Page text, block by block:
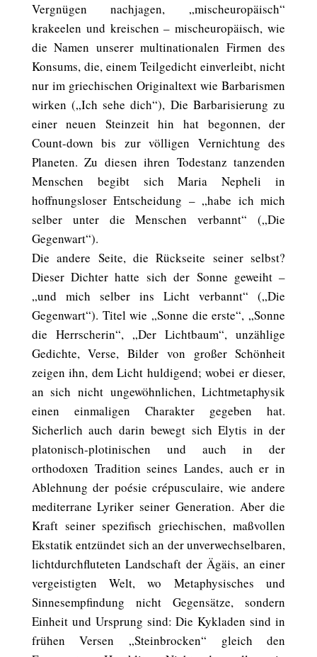
Vergnügen nachjagen, „mischeuropäisch“
krakeelen und kreischen – mischeuropäisch, wie
die Namen unserer multinationalen Firmen des
Konsums, die, einem Teilgedicht einverleibt, nicht
nur im griechischen Originaltext wie Barbarismen
wirken („Ich sehe dich“), Die Barbarisierung zu
einer neuen Steinzeit hin hat begonnen, der
Count-down bis zur völligen Vernichtung des
Planeten. Zu diesen ihren Todestanz tanzenden
Menschen begibt sich Maria Nepheli in
hoffnungsloser Entscheidung – „habe ich mich
selber unter die Menschen verbannt“ („Die
Gegenwart“).
Die andere Seite, die Rückseite seiner selbst?
Dieser Dichter hatte sich der Sonne geweiht –
„und mich selber ins Licht verbannt“ („Die
Gegenwart“). Titel wie „Sonne die erste“, „Sonne
die Herrscherin“, „Der Lichtbaum“, unzählige
Gedichte, Verse, Bilder von großer Schönheit
zeigen ihn, dem Licht huldigend; wobei er dieser,
an sich nicht ungewöhnlichen, Lichtmetaphysik
einen einmaligen Charakter gegeben hat.
Sicherlich auch darin bewegt sich Elytis in der
platonisch-plotinischen und auch in der
orthodoxen Tradition seines Landes, auch er in
Ablehnung der poésie crépusculaire, wie andere
mediterrane Lyriker seiner Generation. Aber die
Kraft seiner spezifisch griechischen, maßvollen
Ekstatik entzündet sich an der unverwechselbaren,
lichtdurchfluteten Landschaft der Ägäis, an einer
vergeistigten Welt, wo Metaphysisches und
Sinnesempfindung nicht Gegensätze, sondern
Einheit und Ursprung sind: Die Kykladen sind in
frühen Versen „Steinbrocken“ gleich den